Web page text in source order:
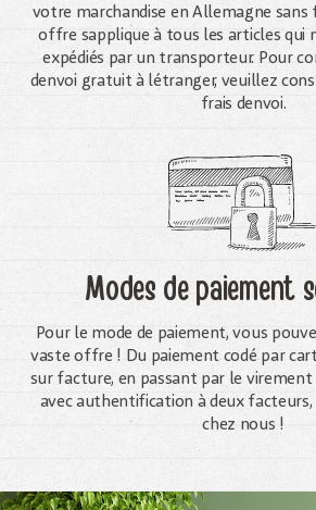
votre marchandise en Allemagne
offre sapplique à tous les articles qui
expédiés par un transporteur. Pour
denvoi gratuit à létranger, veuillez
frais denvoi.
Modes de paiement
Pour le mode de paiement, vous
vaste offre ! Du paiement codé par
sur facture, en passant par le
avec authentification à deux facteurs,
chez nous !